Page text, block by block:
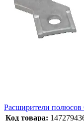
Расширители
Код товара: